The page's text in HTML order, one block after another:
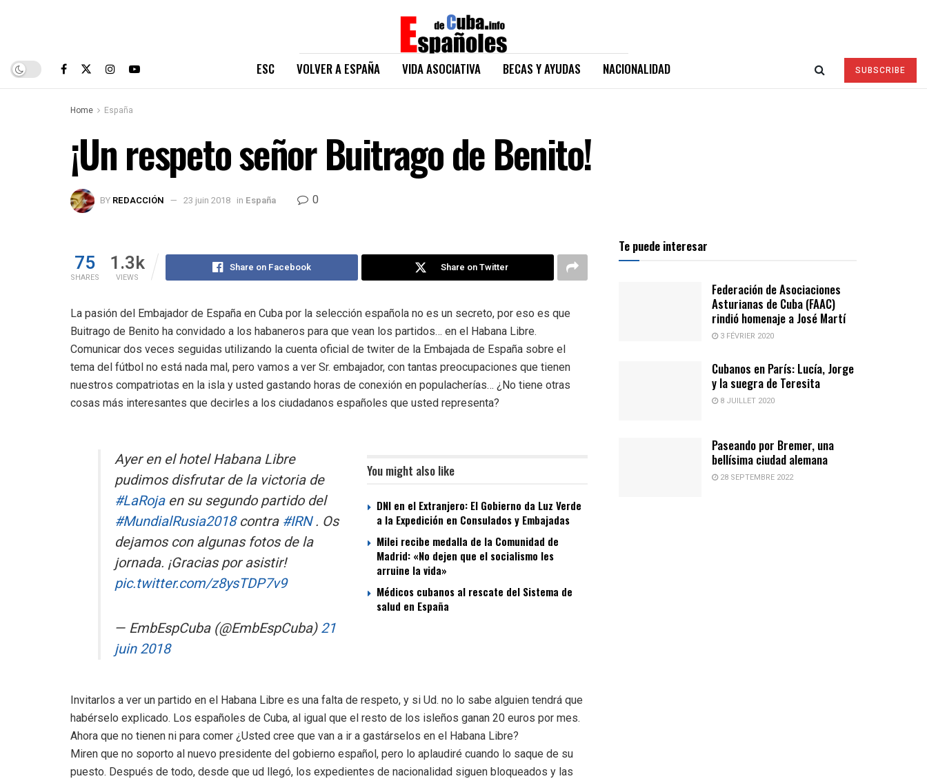
ESC VOLVER A ESPAÑA VIDA ASOCIATIVA BECAS Y AYUDAS NACIONALIDAD SUBSCRIBE
Home España
¡Un respeto señor Buitrago de Benito!
BY REDACCIÓN 23 juin 2018 in España 0
75
SHARES
1.3k
VIEWS
Share on Facebook Share on Twitter
La pasión del Embajador de España en Cuba por la selección española no es un secreto, por eso es que
Buitrago de Benito ha convidado a los habaneros para que vean los partidos… en el Habana Libre.
Comunicar dos veces seguidas utilizando la cuenta oficial de twiter de la Embajada de España sobre el
tema del fútbol no está nada mal, pero vamos a ver Sr. embajador, con tantas preocupaciones que tienen
nuestros compatriotas en la isla y usted gastando horas de conexión en populacherías… ¿No tiene otras
cosas más interesantes que decirles a los ciudadanos españoles que usted representa?
You might also like
DNI en el Extranjero: El Gobierno da Luz Verde
a la Expedición en Consulados y Embajadas
Milei recibe medalla de la Comunidad de
Madrid: «No dejen que el socialismo les
arruine la vida»
Médicos cubanos al rescate del Sistema de
salud en España
Ayer en el hotel Habana Libre
pudimos disfrutar de la victoria de
#LaRojaen su segundo partido del
#MundialRusia2018contra #IRN. Os
dejamos con algunas fotos de la
jornada. ¡Gracias por asistir!
pic.twitter.com/z8ysTDP7v9
— EmbEspCuba (@EmbEspCuba)21
juin 2018
Invitarlos a ver un partido en el Habana Libre es una falta de respeto, y si Ud. no lo sabe alguien tendrá que
habérselo explicado. Los españoles de Cuba, al igual que el resto de los isleños ganan 20 euros por mes.
Ahora que no tienen ni para comer ¿Usted cree que van a ir a gastárselos en el Habana Libre?
Miren que no soporto al nuevo presidente del gobierno español, pero lo aplaudiré cuando lo saque de su
puesto. Después de todo, desde que ud llegó, los expedientes de nacionalidad siguen bloqueados y las
Te puede interesar
Federación de Asociaciones
Asturianas de Cuba (FAAC)
rindió homenaje a José Martí
3 FÉVRIER 2020
Cubanos en París: Lucía, Jorge
y la suegra de Teresita
8 JUILLET 2020
Paseando por Bremer, una
bellísima ciudad alemana
28 SEPTEMBRE 2022